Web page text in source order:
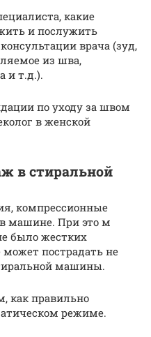
какие
и послужить
врача (зуд,
из шва,
и т.д.).
по уходу за швом
в женской
в стиральной
компрессионные
машине. При это м
было жестких
пострадать не
машины.
как правильно
режиме.